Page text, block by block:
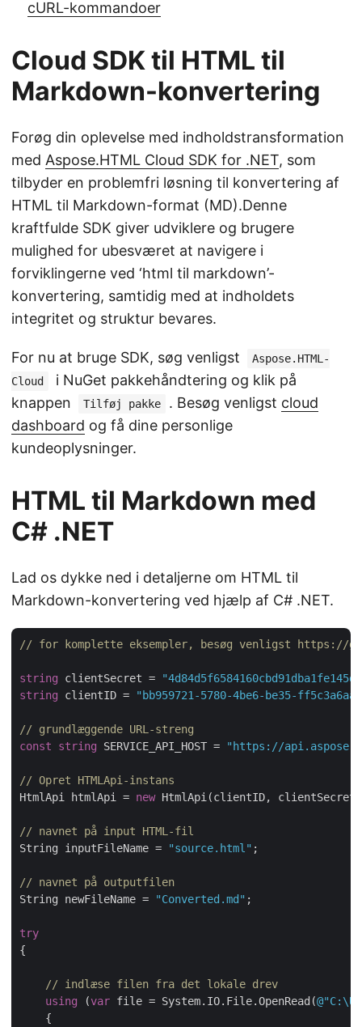
cURL-kommandoer
Cloud SDK til HTML til
Markdown-konvertering
Forøg din oplevelse med indholdstransformation
med Aspose.HTML Cloud SDK for .NET, som
tilbyder en problemfri løsning til konvertering af
HTML til Markdown-format (MD).Denne
kraftfulde SDK giver udviklere og brugere
mulighed for ubesværet at navigere i
forviklingerne ved ‘html til markdown’-
konvertering, samtidig med at indholdets
integritet og struktur bevares.
For nu at bruge SDK, søg venligst
Aspose.HTML-
Cloud
i NuGet pakkehåndtering og klik på
knappen
Tilføj pakke . Besøg venligst cloud
dashboard og få dine personlige
kundeoplysninger.
HTML til Markdown med
C# .NET
Lad os dykke ned i detaljerne om HTML til
Markdown-konvertering ved hjælp af C# .NET.
// for komplette eksempler, besøg venligst https://
string clientSecret =
string clientID = "bb959721-5780-4be6-be35-
// grundlæggende URL-streng
const
string SERVICE_API_HOST = "https://
// Opret HTMLApi-instans
HtmlApi htmlApi = new HtmlApi(clientID,
// navnet på input HTML-fil
String inputFileName =
"source.html" ;
// navnet på outputfilen
String newFileName =
"Converted.md" ;
try
{
// indlæse filen fra det lokale drev
using (var file = System.IO.File.OpenRead(
    {